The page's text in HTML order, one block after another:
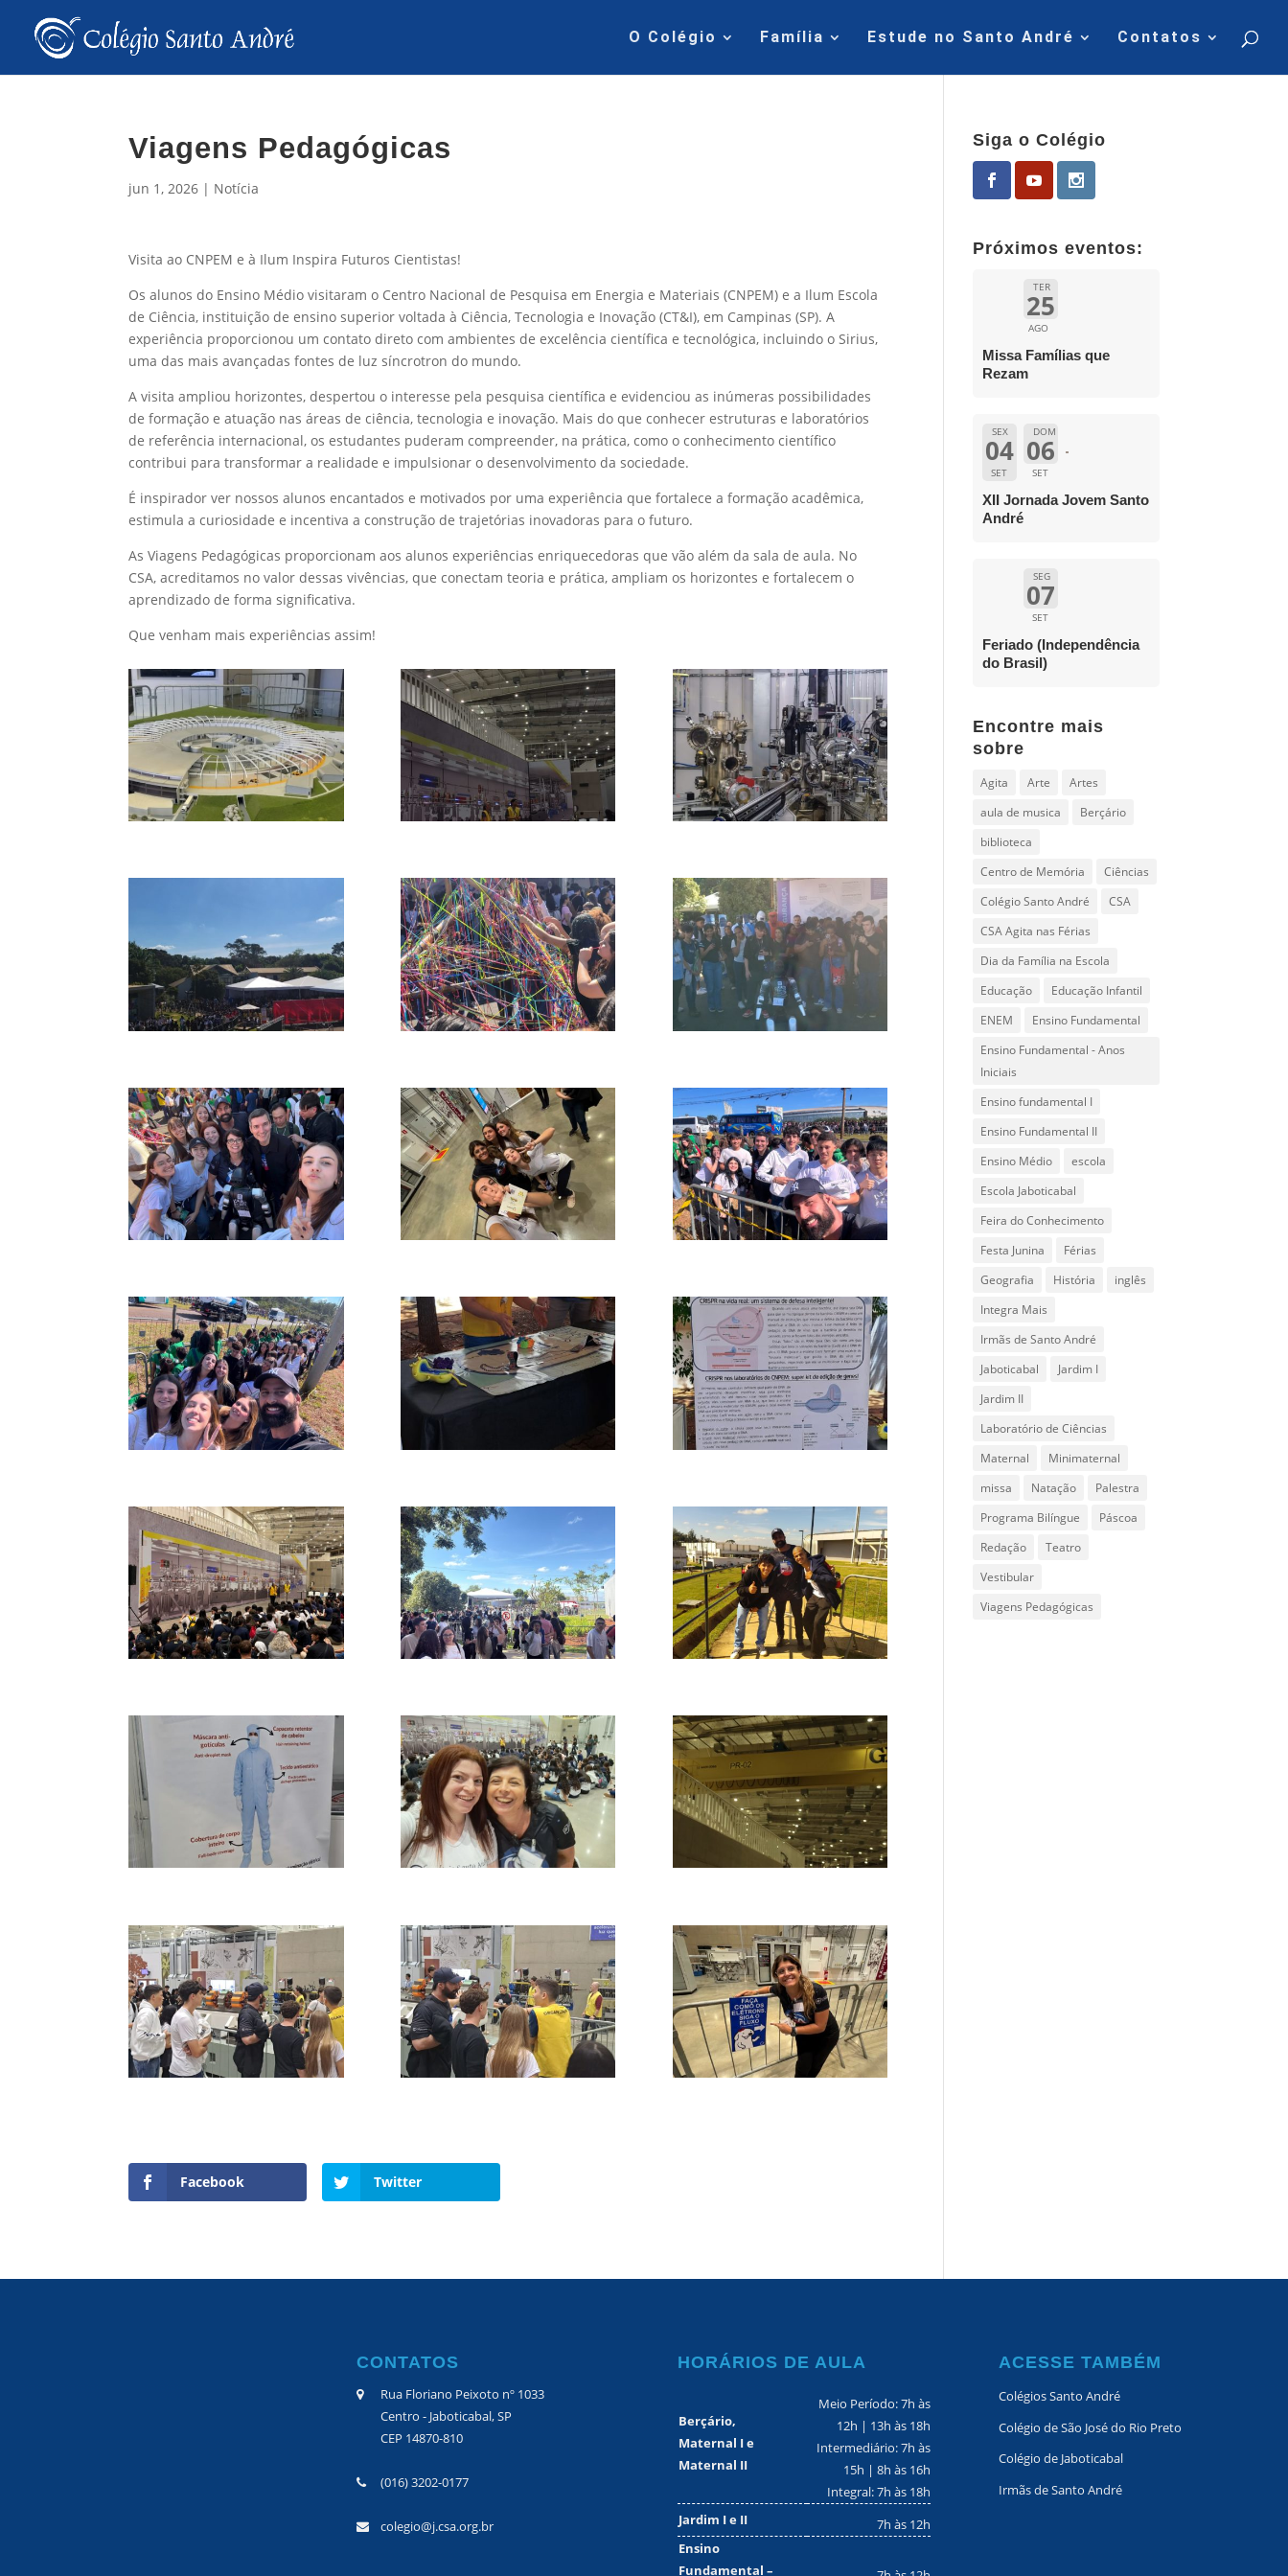
O Colégio Família Estude no Santo André Contatos
Viagens Pedagógicas
jun 1, 2026 | Notícia
Visita ao CNPEM e à Ilum Inspira Futuros Cientistas!
Os alunos do Ensino Médio visitaram o Centro Nacional de Pesquisa em Energia e Materiais (CNPEM) e a Ilum Escola
de Ciência, instituição de ensino superior voltada à Ciência, Tecnologia e Inovação (CT&I), em Campinas (SP). A
experiência proporcionou um contato direto com ambientes de excelência científica e tecnológica, incluindo o Sirius,
uma das mais avançadas fontes de luz síncrotron do mundo.
A visita ampliou horizontes, despertou o interesse pela pesquisa científica e evidenciou as inúmeras possibilidades
de formação e atuação nas áreas de ciência, tecnologia e inovação. Mais do que conhecer estruturas e laboratórios
de referência internacional, os estudantes puderam compreender, na prática, como o conhecimento científico
contribui para transformar a realidade e impulsionar o desenvolvimento da sociedade.
É inspirador ver nossos alunos encantados e motivados por uma experiência que fortalece a formação acadêmica,
estimula a curiosidade e incentiva a construção de trajetórias inovadoras para o futuro.
As Viagens Pedagógicas proporcionam aos alunos experiências enriquecedoras que vão além da sala de aula. No
CSA, acreditamos no valor dessas vivências, que conectam teoria e prática, ampliam os horizontes e fortalecem o
aprendizado de forma significativa.
Que venham mais experiências assim!
Facebook Twitter
Siga o Colégio
Próximos eventos:
TER
25
AGO
Missa Famílias que
Rezam
SEX
04
SET
DOM
06
SET
XII Jornada Jovem Santo
André
SEG
07
SET
Feriado (Independência
do Brasil)
Encontre mais
sobre
Agita Arte
Artes
aula de musica
Berçário
biblioteca
Centro de Memória
Ciências
Colégio Santo André
CSA
CSA Agita nas Férias
Dia da Família na Escola
Educação
Educação Infantil
ENEM
Ensino Fundamental
Ensino Fundamental - Anos
Iniciais
Ensino fundamental I
Ensino Fundamental II
Ensino Médio
escola
Escola Jaboticabal
Feira do Conhecimento
Festa Junina
Férias
Geografia
História
inglês
Integra Mais
Irmãs de Santo André
Jaboticabal
Jardim I
Jardim II
Laboratório de Ciências
Maternal
Minimaternal
missa
Natação
Palestra
Programa Bilíngue
Páscoa
Redação
Teatro
Vestibular
Viagens Pedagógicas
CONTATOS
Rua Floriano Peixoto nº 1033
Centro - Jaboticabal, SP
CEP 14870-810
(016) 3202-0177
colegio@j.csa.org.br
HORÁRIOS DE AULA
Berçário,
Maternal I e
Maternal II
Meio Período: 7h às
12h | 13h às 18h
Intermediário: 7h às
15h | 8h às 16h
Integral: 7h às 18h
Jardim I e II
7h às 12h
Ensino
Fundamental –
ACESSE TAMBÉM
Colégios Santo André
Colégio de São José do Rio Preto
Colégio de Jaboticabal
Irmãs de Santo André